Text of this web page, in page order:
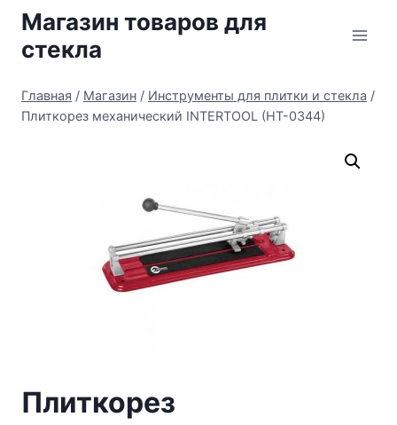
Перейти
содержимому
Магазин товаров для
стекла
Главная / Магазин / Инструменты для плитки и стекла /
Плиткорез механический INTERTOOL (HT-0344)
Плиткорез